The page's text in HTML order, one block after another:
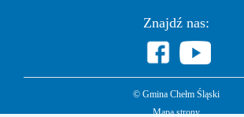
Znajdź nas:
© Gmina Chełm Śląski
Mapa strony